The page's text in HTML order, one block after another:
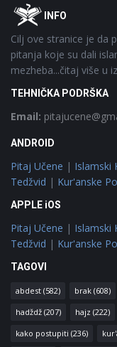
FooterOINFO
Cilj ove stranice je da
pitanja koje su dali
mezheba...čitaj više u
TEHNIČKA PODRŠKA
Email:
ANDROID
Pitaj Učene | Islamski
Tedžvid | Kur'anske
APPLE iOS
Pitaj Učene | Islamski
Tedžvid | Kur'anske
TAGOVI
abdest (582) brak (608)
hadždž (207) hajz (222)
kako postupiti (236)